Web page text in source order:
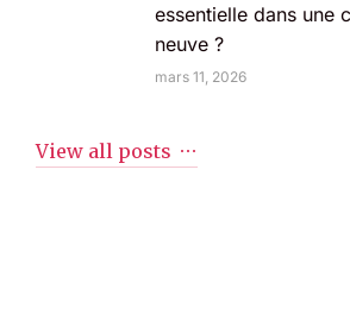
essentielle dans une
neuve ?
mars 11, 2026
View all posts